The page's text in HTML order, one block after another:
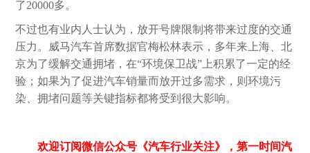
了20000多。
不过也有业内人士认为，放开号牌限制将带来过度的交通
压力。威马汽车首席数据官梅松林表示，多年来上海、北
京为了缓解交通拥堵，在“环境保卫战”上积累了一定的经
验；如果为了促进汽车销量而放开过多需求，则环境污
染、拥堵问题等关键指标都将受到很大影响。
欢迎订阅微信公众号《汽车行业关注》，第一时间汽